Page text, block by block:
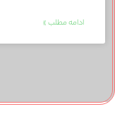
ادامه مطلب »